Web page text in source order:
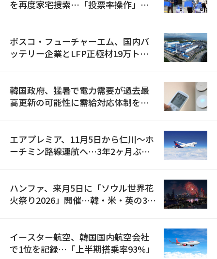
を再度家宅捜索…「投票率操作」の
ポスコ・フューチャーエム、国内バ
ッテリー企業とLFP正極材19万トン
韓国政府、猛暑で電力需要が過去最
高更新の可能性に需給対応体制を点
エアプレミア、11月5日から仁川〜ホ
ーチミン路線運航へ…3年2ヶ月ぶり
ハンファ、来月5日に「ソウル世界花
火祭り2026」開催…韓・米・英の3カ
イースター航空、韓国国内航空会社
で1位を記録…「上半期搭乗率93%」